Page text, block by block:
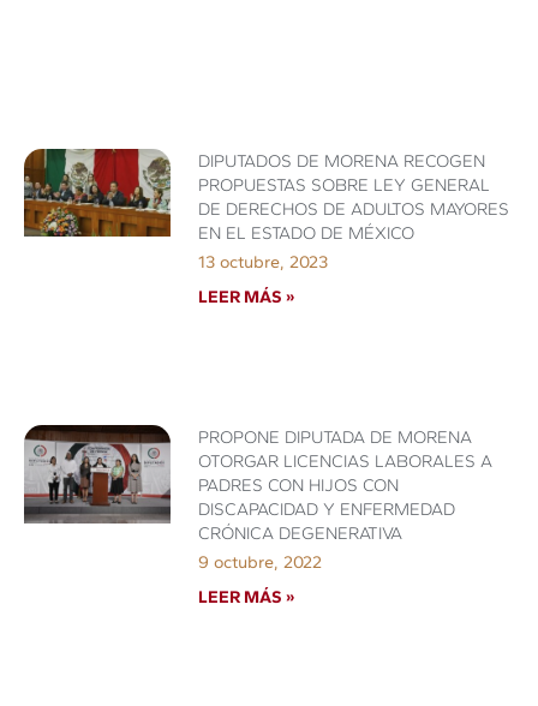
DIPUTADOS DE MORENA RECOGEN
PROPUESTAS SOBRE LEY GENERAL
DE DERECHOS DE ADULTOS MAYORES
EN EL ESTADO DE MÉXICO
13 octubre, 2023
LEER MÁS »
PROPONE DIPUTADA DE MORENA
OTORGAR LICENCIAS LABORALES A
PADRES CON HIJOS CON
DISCAPACIDAD Y ENFERMEDAD
CRÓNICA DEGENERATIVA
9 octubre, 2022
LEER MÁS »